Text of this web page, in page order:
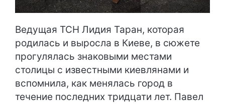
Ведущая ТСН Лидия Таран, которая
родилась и выросла в Киеве, в сюжете
прогулялась знаковыми местами
столицы с известными киевлянами и
вспомнила, как менялась город в
течение последних тридцати лет. Павел